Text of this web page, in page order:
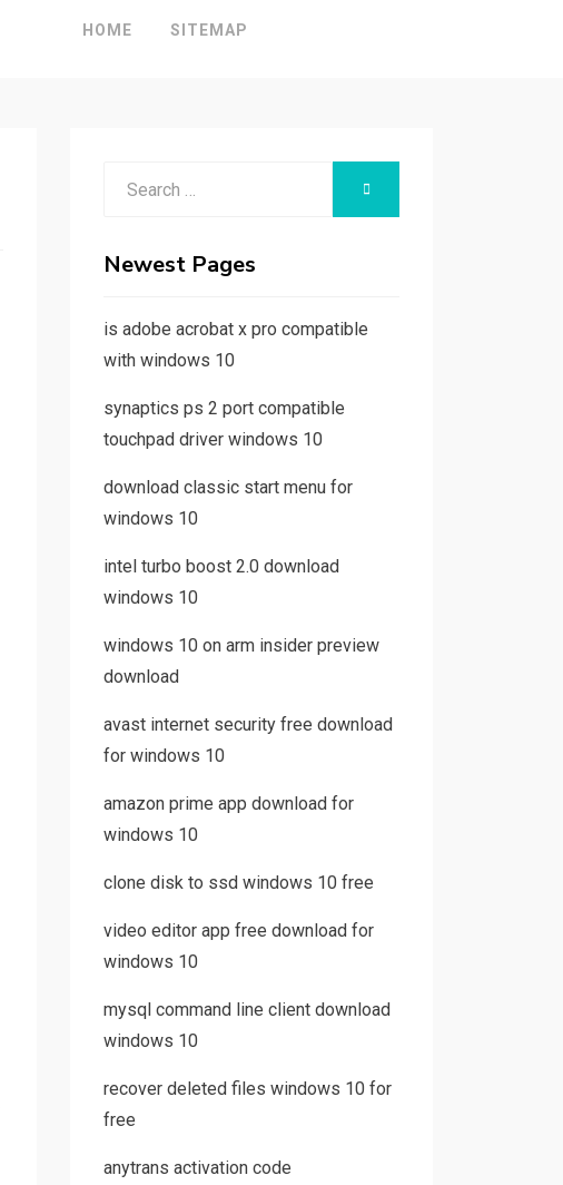
HOME SITEMAP
Newest Pages
is adobe acrobat x pro compatible
with windows 10
synaptics ps 2 port compatible
touchpad driver windows 10
download classic start menu for
windows 10
intel turbo boost 2.0 download
windows 10
windows 10 on arm insider preview
download
avast internet security free download
for windows 10
amazon prime app download for
windows 10
clone disk to ssd windows 10 free
video editor app free download for
windows 10
mysql command line client download
windows 10
recover deleted files windows 10 for
free
anytrans activation code